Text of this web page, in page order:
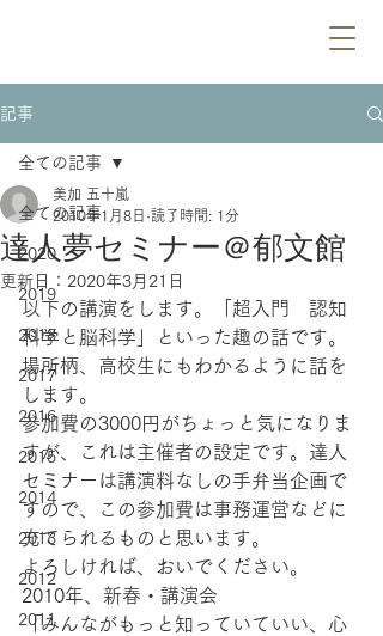
記事
全ての記事
2020
2019
2018
2017
2016
2015
2014
2013
2012
2011
全ての記事
達人夢セミナー＠郁文館
美加 五十嵐
2010年1月8日 読了時間: 1分
更新日： 2020年3月21日
以下の講演をします。「超入門　認知
科学と脳科学」といった趣の話です。
場所柄、高校生にもわかるように話を
します。
参加費の3000円がちょっと気になりま
すが、これは主催者の設定です。達人
セミナーは講演料なしの手弁当企画で
すので、この参加費は事務運営などに
充てられるものと思います。
よろしければ、おいでください。
2010年、新春・講演会
「みんながもっと知っていていい、心